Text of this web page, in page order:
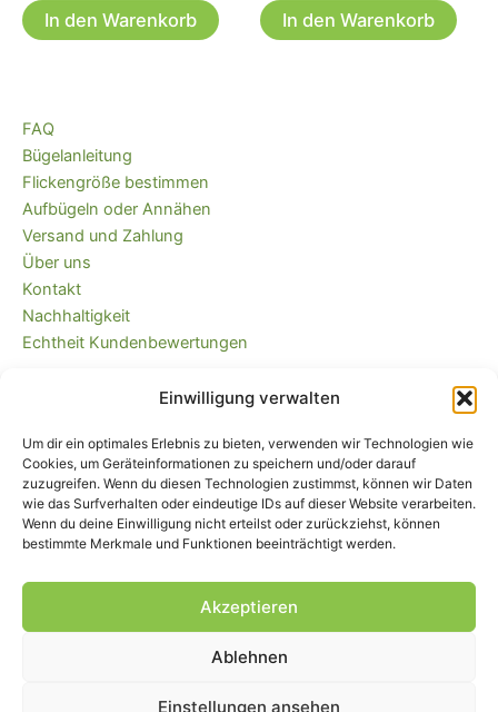
Einwilligung verwalten
Um dir ein optimales Erlebnis zu bieten, verwenden wir Technologien wie
Cookies, um Geräteinformationen zu speichern und/oder darauf
zuzugreifen. Wenn du diesen Technologien zustimmst, können wir Daten
wie das Surfverhalten oder eindeutige IDs auf dieser Website verarbeiten.
Wenn du deine Einwilligung nicht erteilst oder zurückziehst, können
bestimmte Merkmale und Funktionen beeinträchtigt werden.
Akzeptieren
Ablehnen
Einstellungen ansehen
In den Warenkorb In den Warenkorb
FAQ
Bügelanleitung
Flickengröße bestimmen
Aufbügeln oder Annähen
Versand und Zahlung
Über uns
Kontakt
Nachhaltigkeit
Echtheit Kundenbewertungen
Kaufvertrag widerrufen
Versandkostenfrei ab 35 EUR (DE) und
immer plastikfrei verpackt!
Widerrufsbelehrung und -formular
© Piratenbande - Hosenflicken, Knieflicken, Bügelflicken, 2026